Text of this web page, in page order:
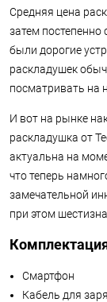
Средняя цена
затем
были дорогие
раскладушек
посматривать на
И вот на рынке
раскладушка от
актуальна на
что теперь
замечательной
при этом
Смартфон
Кабель для